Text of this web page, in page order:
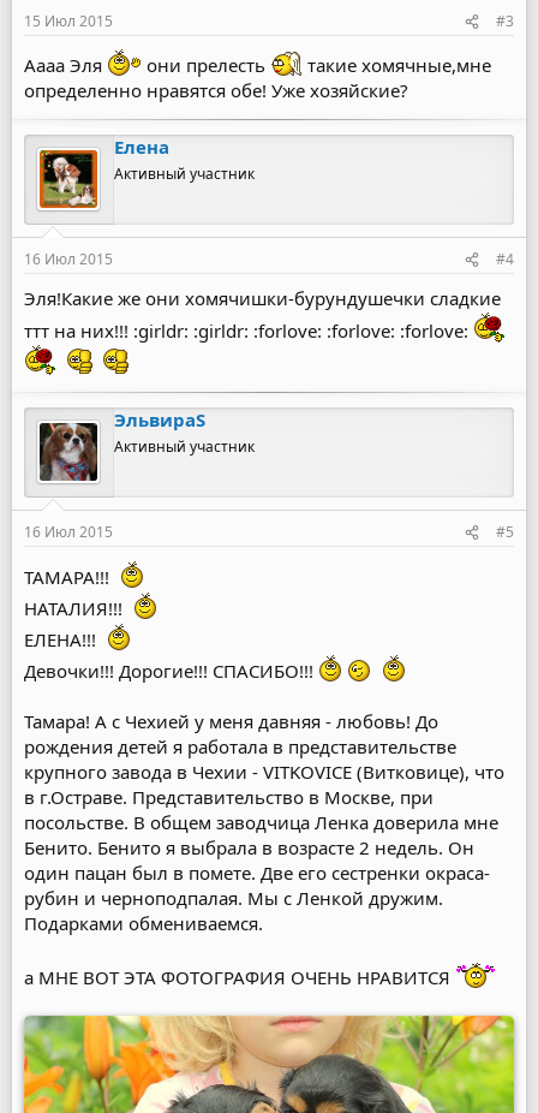
15 Июл 2015 #3
Аааа Эля они прелесть
такие хомячные,мне
определенно нравятся обе! Уже хозяйские?
Елена
Активный участник
16 Июл 2015 #4
Эля!Какие же они хомячишки-бурундушечки сладкие
ттт на них!!! :girldr: :girldr: :forlove: :forlove: :forlove:
ЭльвираS
Активный участник
16 Июл 2015 #5
ТАМАРА!!!
НАТАЛИЯ!!!
ЕЛЕНА!!!
Девочки!!! Дорогие!!! СПАСИБО!!!
Тамара! А с Чехией у меня давняя - любовь! До
рождения детей я работала в представительстве
крупного завода в Чехии - VITKOVICE (Витковице), что
в г.Остраве. Представительство в Москве, при
посольстве. В общем заводчица Ленка доверила мне
Бенито. Бенито я выбрала в возрасте 2 недель. Он
один пацан был в помете. Две его сестренки окраса-
рубин и черноподпалая. Мы с Ленкой дружим.
Подарками обмениваемся.
а МНЕ ВОТ ЭТА ФОТОГРАФИЯ ОЧЕНЬ НРАВИТСЯ